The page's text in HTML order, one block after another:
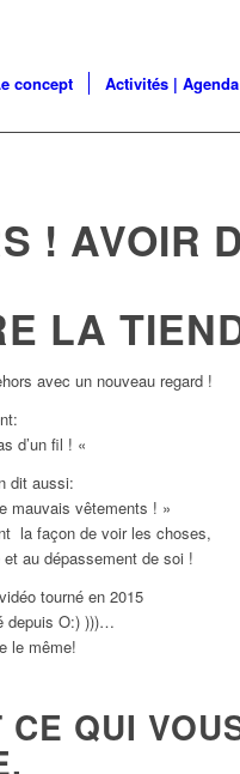
concept Activités | Agenda
! AVOIR
LA
avec un nouveau regard !
d’un fil ! «
dit aussi:
mauvais vêtements ! »
la façon de voir les choses,
au dépassement de soi !
tourné en 2015
depuis O:) )))…
le même!
QUI